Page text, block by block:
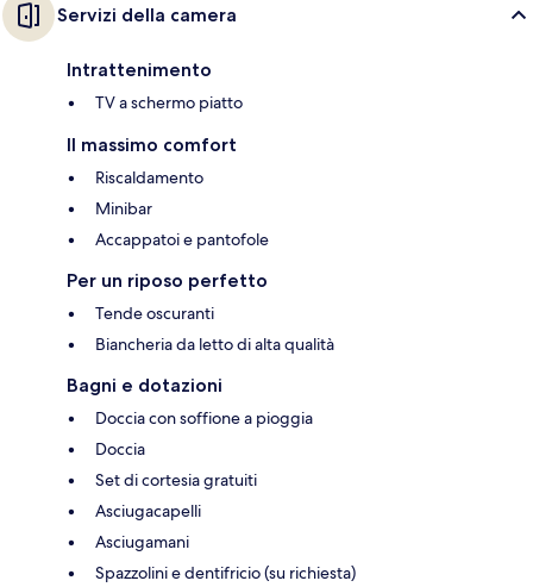
Servizi della camera
Intrattenimento
TV a schermo piatto
Il massimo comfort
Riscaldamento
Minibar
Accappatoi e pantofole
Per un riposo perfetto
Tende oscuranti
Biancheria da letto di alta qualità
Bagni e dotazioni
Doccia con soffione a pioggia
Doccia
Set di cortesia gratuiti
Asciugacapelli
Asciugamani
Spazzolini e dentifricio (su richiesta)